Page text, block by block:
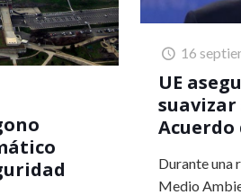
16
UE
Acuerdo
Durante una
Medio